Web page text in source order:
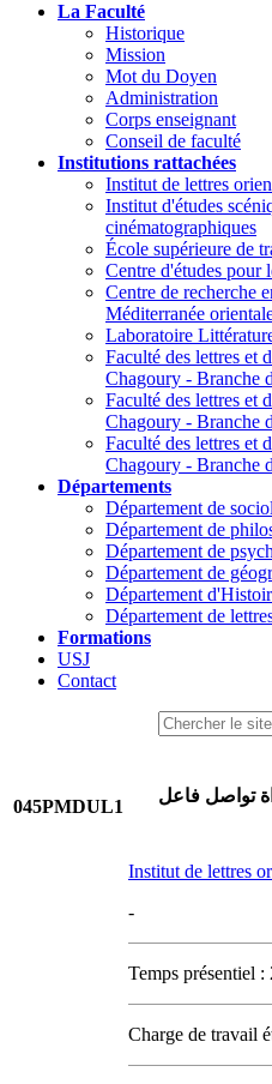
La Faculté
Historique
Mission
Mot du Doyen
Administration
Corps enseignant
Conseil de faculté
Institutions rattachées
Institut de lettres
Institut d'études
cinématographiques
École supérieure de
Centre d'études pour
Centre de recherche
Méditerranée
Laboratoire
Faculté des lettres et
Chagoury - Branche
Faculté des lettres et
Chagoury - Branche
Faculté des lettres et
Chagoury - Branche
Départements
Département de
Département de
Département de
Département de
Département
Département de
Formations
USJ
Contact
045PMDUL1
تواصل فاعل
Institut de lettres
-
Temps présentiel :
Charge de travail